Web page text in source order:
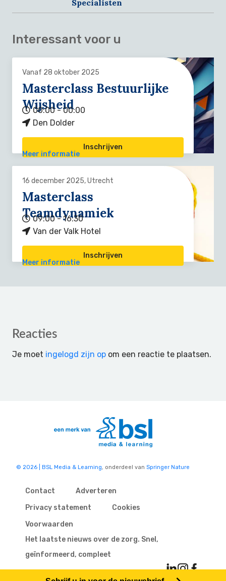
Specialisten
Interessant voor u
Vanaf 28 oktober 2025
Masterclass Bestuurlijke
Wijsheid
00:00 - 00:00
Den Dolder
Inschrijven
Meer informatie
16 december 2025, Utrecht
Masterclass
Teamdynamiek
09:00 - 16:30
Van der Valk Hotel
Inschrijven
Meer informatie
Reader
Reacties
Je moet ingelogd zijn op om een reactie te plaatsen.
© 2026 | BSL Media & Learning, onderdeel van Springer Nature
Contact
Adverteren
Privacy statement
Cookies
Voorwaarden
Het laatste nieuws over de zorg. Snel,
geïnformeerd, compleet